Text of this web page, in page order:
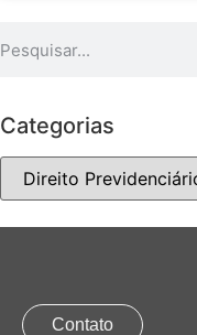
Categorias
Contato